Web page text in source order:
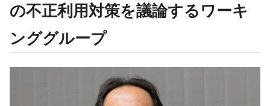
の不正利用対策を議論するワーキ
ンググループ